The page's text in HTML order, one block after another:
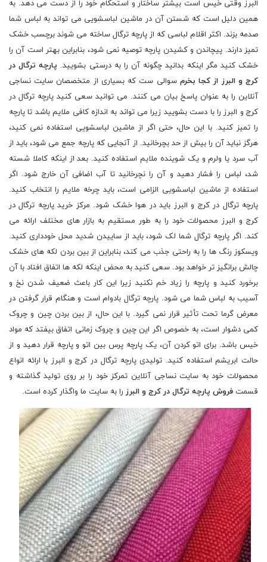
البرز وقتی خیس است بیشتر ساختار و استحکام خود را از دست می دهد. به
همین دلیل است که شستن آن در ماشین لباسشویی می تواند به لباس شما
صدمه بزند. اکثر اقلام لباسی که از پارچه ترگال ساخته می شوند برچسب خشک
تمیز دارند. پیچاندن و کشیدن پارچه توصیه نمی شود، بنابراین بهتر است آن را
خشک کنید مگر اینکه بدانید چگونه آن را به درستی بشویید. پارچه ترگال در
کرج و البرز از کجا بخرم سوالی ست که بسیاری از متخصصان سایت نساجی
آنلاین را به عنوان پاسخ بیان می کنند. می توانید سعی کنید پارچه ترگال در
کرج و البرز را با دست بشویید زیرا می تواند به اندازه کافی ملایم باشد تا پارچه
را تمیز کنید. با این حال، حتی اگر از ماشین لباسشویی استفاده نمی کنید،
هرگز نباید آن را بیش از حد بچرخانید. از آنجایی که پارچه جمع می شود، باید از
آب سرد یا ولرم و یک شوینده ملایم استفاده کنید. بعد از اینکه کاملا شسته
شد، لباس را فشار دهید و آن را نچرخانید تا آب اضافی آن خارج شود. اگر
استفاده از ماشین لباسشویی الزامی است، باید چرخه ملایم را انتخاب کنید.
پارچه ترگال در کرج و البرز باید در هوا خشک شود. مرکز خرید پارچه ترگال در
کرج و البرز محصولات خود را به طور مستقیم به بازار های مختلف ارائه می
کند. اگر پارچه ترگال شما لک شود، باید از ساییدن شدید محل خودداری کنید.
ویسکوز رنگ ها را به راحتی جذب می کند، بنابراین از بین بردن لکه های خشک
چالش برانگیز تر خواهد بود. سعی کنید به محض اینکه لکه ‌ها اتفاق افتاد با آن
برخورد کنید و پارچه را زیاد خم نکنید زیرا این کار باعث ضعیف شدن نخ و
آسیب به لباس شما می‌ شود. پارچه ترگال بادوام است و هنگام قرار گرفتن در
معرض گرما تحت تأثیر قرار نمی گیرد. با این حال، از بین بردن چین و چروک
کمی دشوار است، به خصوص اگر این چین و چروک زمانی اتفاق بیفتد که مواد
خیس باشد. برای اتو کردن آن، یک پارچه پرس بین اتو و پارچه قرار دهید و از
حالت ابریشم استفاده کنید. تولیدی پارچه ترگال در کرج و البرز با ارائه انواع
محصولات خود به سایت نساجی آنلاین تمرکز خود را بر روی تولید گذاشته و
قسمت فروش پارچه ترگال در کرج و البرز را به سایت ما واگذار کرده است.